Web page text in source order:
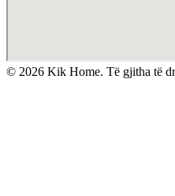
© 2026 Kik Home. Të gjitha të